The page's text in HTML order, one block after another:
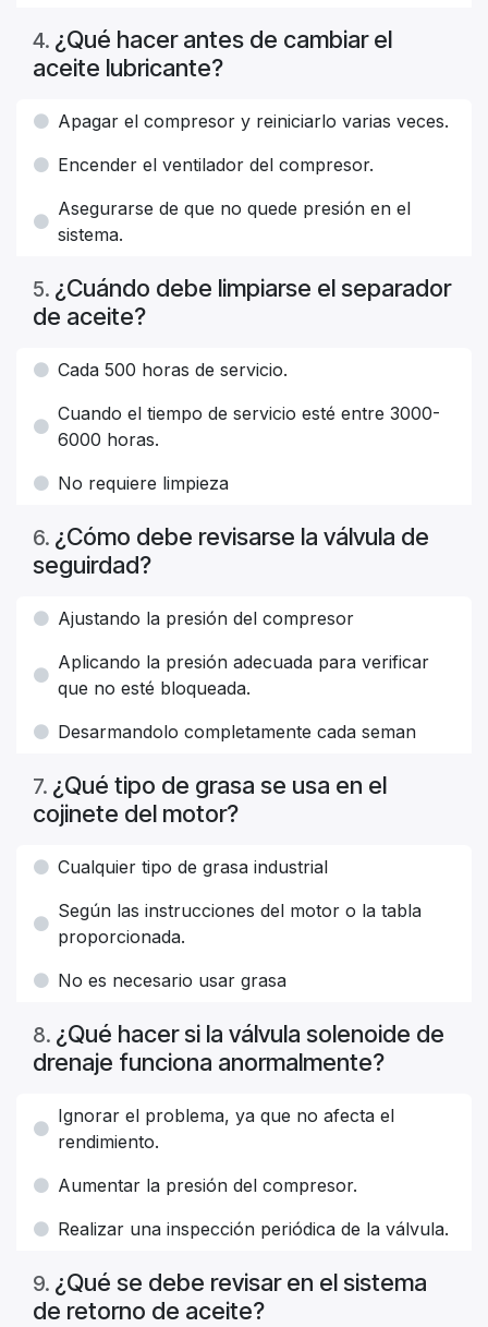
4. ¿Qué hacer antes de cambiar el
aceite lubricante?
Apagar el compresor y reiniciarlo varias veces.
Encender el ventilador del compresor.
Asegurarse de que no quede presión en el
sistema.
5. ¿Cuándo debe limpiarse el separador
de aceite?
Cada 500 horas de servicio.
Cuando el tiempo de servicio esté entre 3000-
6000 horas.
No requiere limpieza
6. ¿Cómo debe revisarse la válvula de
seguirdad?
Ajustando la presión del compresor
Aplicando la presión adecuada para verificar
que no esté bloqueada.
Desarmandolo completamente cada seman
7. ¿Qué tipo de grasa se usa en el
cojinete del motor?
Cualquier tipo de grasa industrial
Según las instrucciones del motor o la tabla
proporcionada.
No es necesario usar grasa
8. ¿Qué hacer si la válvula solenoide de
drenaje funciona anormalmente?
Ignorar el problema, ya que no afecta el
rendimiento.
Aumentar la presión del compresor.
Realizar una inspección periódica de la válvula.
9. ¿Qué se debe revisar en el sistema
de retorno de aceite?